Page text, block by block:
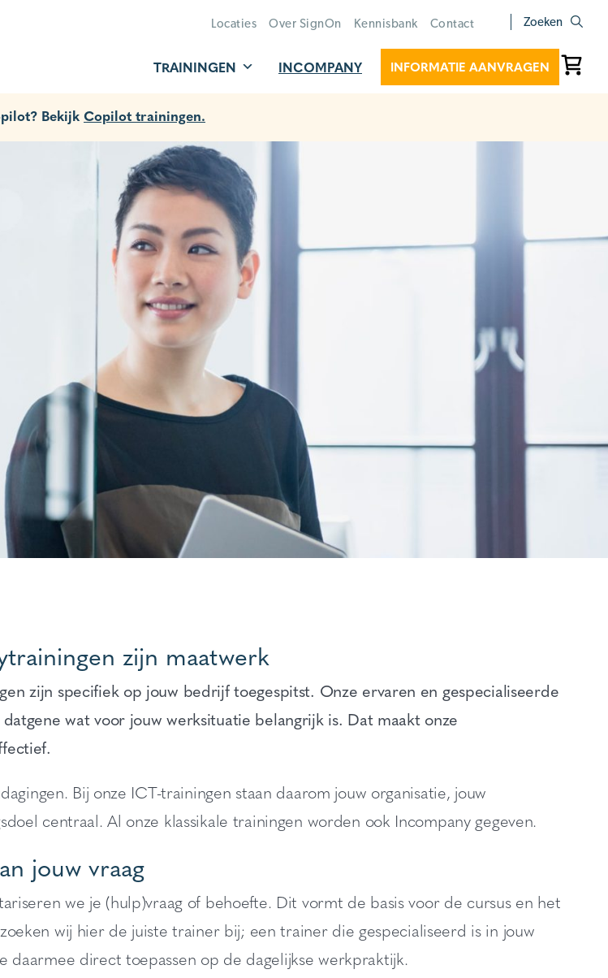
Locaties Over SignOn Kennisbank Contact Zoeken
TRAININGEN INCOMPANY INFORMATIE AANVRAGEN
Bekijk Copilot trainingen.
zijn maatwerk
zijn specifiek op jouw bedrijf toegespitst. Onze ervaren en gespecialiseerde
wat voor jouw werksituatie belangrijk is. Dat maakt onze
Bij onze ICT-trainingen staan daarom jouw organisatie, jouw
centraal. Al onze klassikale trainingen worden ook Incompany gegeven.
jouw vraag
we je (hulp)vraag of behoefte. Dit vormt de basis voor de cursus en het
wij hier de juiste trainer bij; een trainer die gespecialiseerd is in jouw
daarmee direct toepassen op de dagelijkse werkpraktijk.